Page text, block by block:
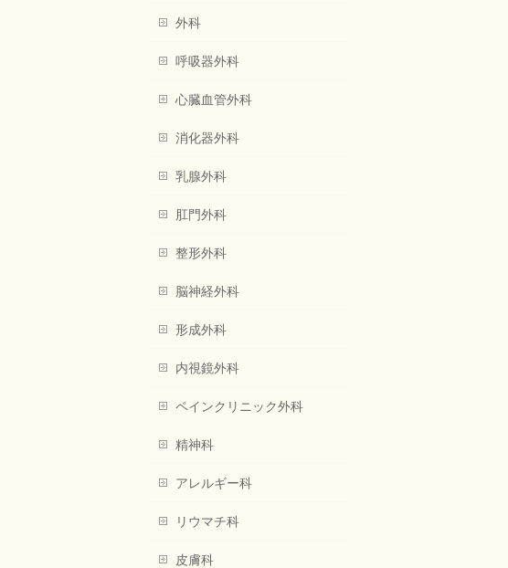
外科
呼吸器外科
心臓血管外科
消化器外科
乳腺外科
肛門外科
整形外科
脳神経外科
形成外科
内視鏡外科
ペインクリニック外科
精神科
アレルギー科
リウマチ科
皮膚科